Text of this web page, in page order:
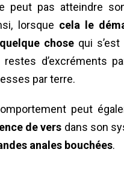
peut pas atteindre
lorsque cela le
chosequi s’est
d’excréments
par terre.
peut
de vers dans son
anales bouchées.